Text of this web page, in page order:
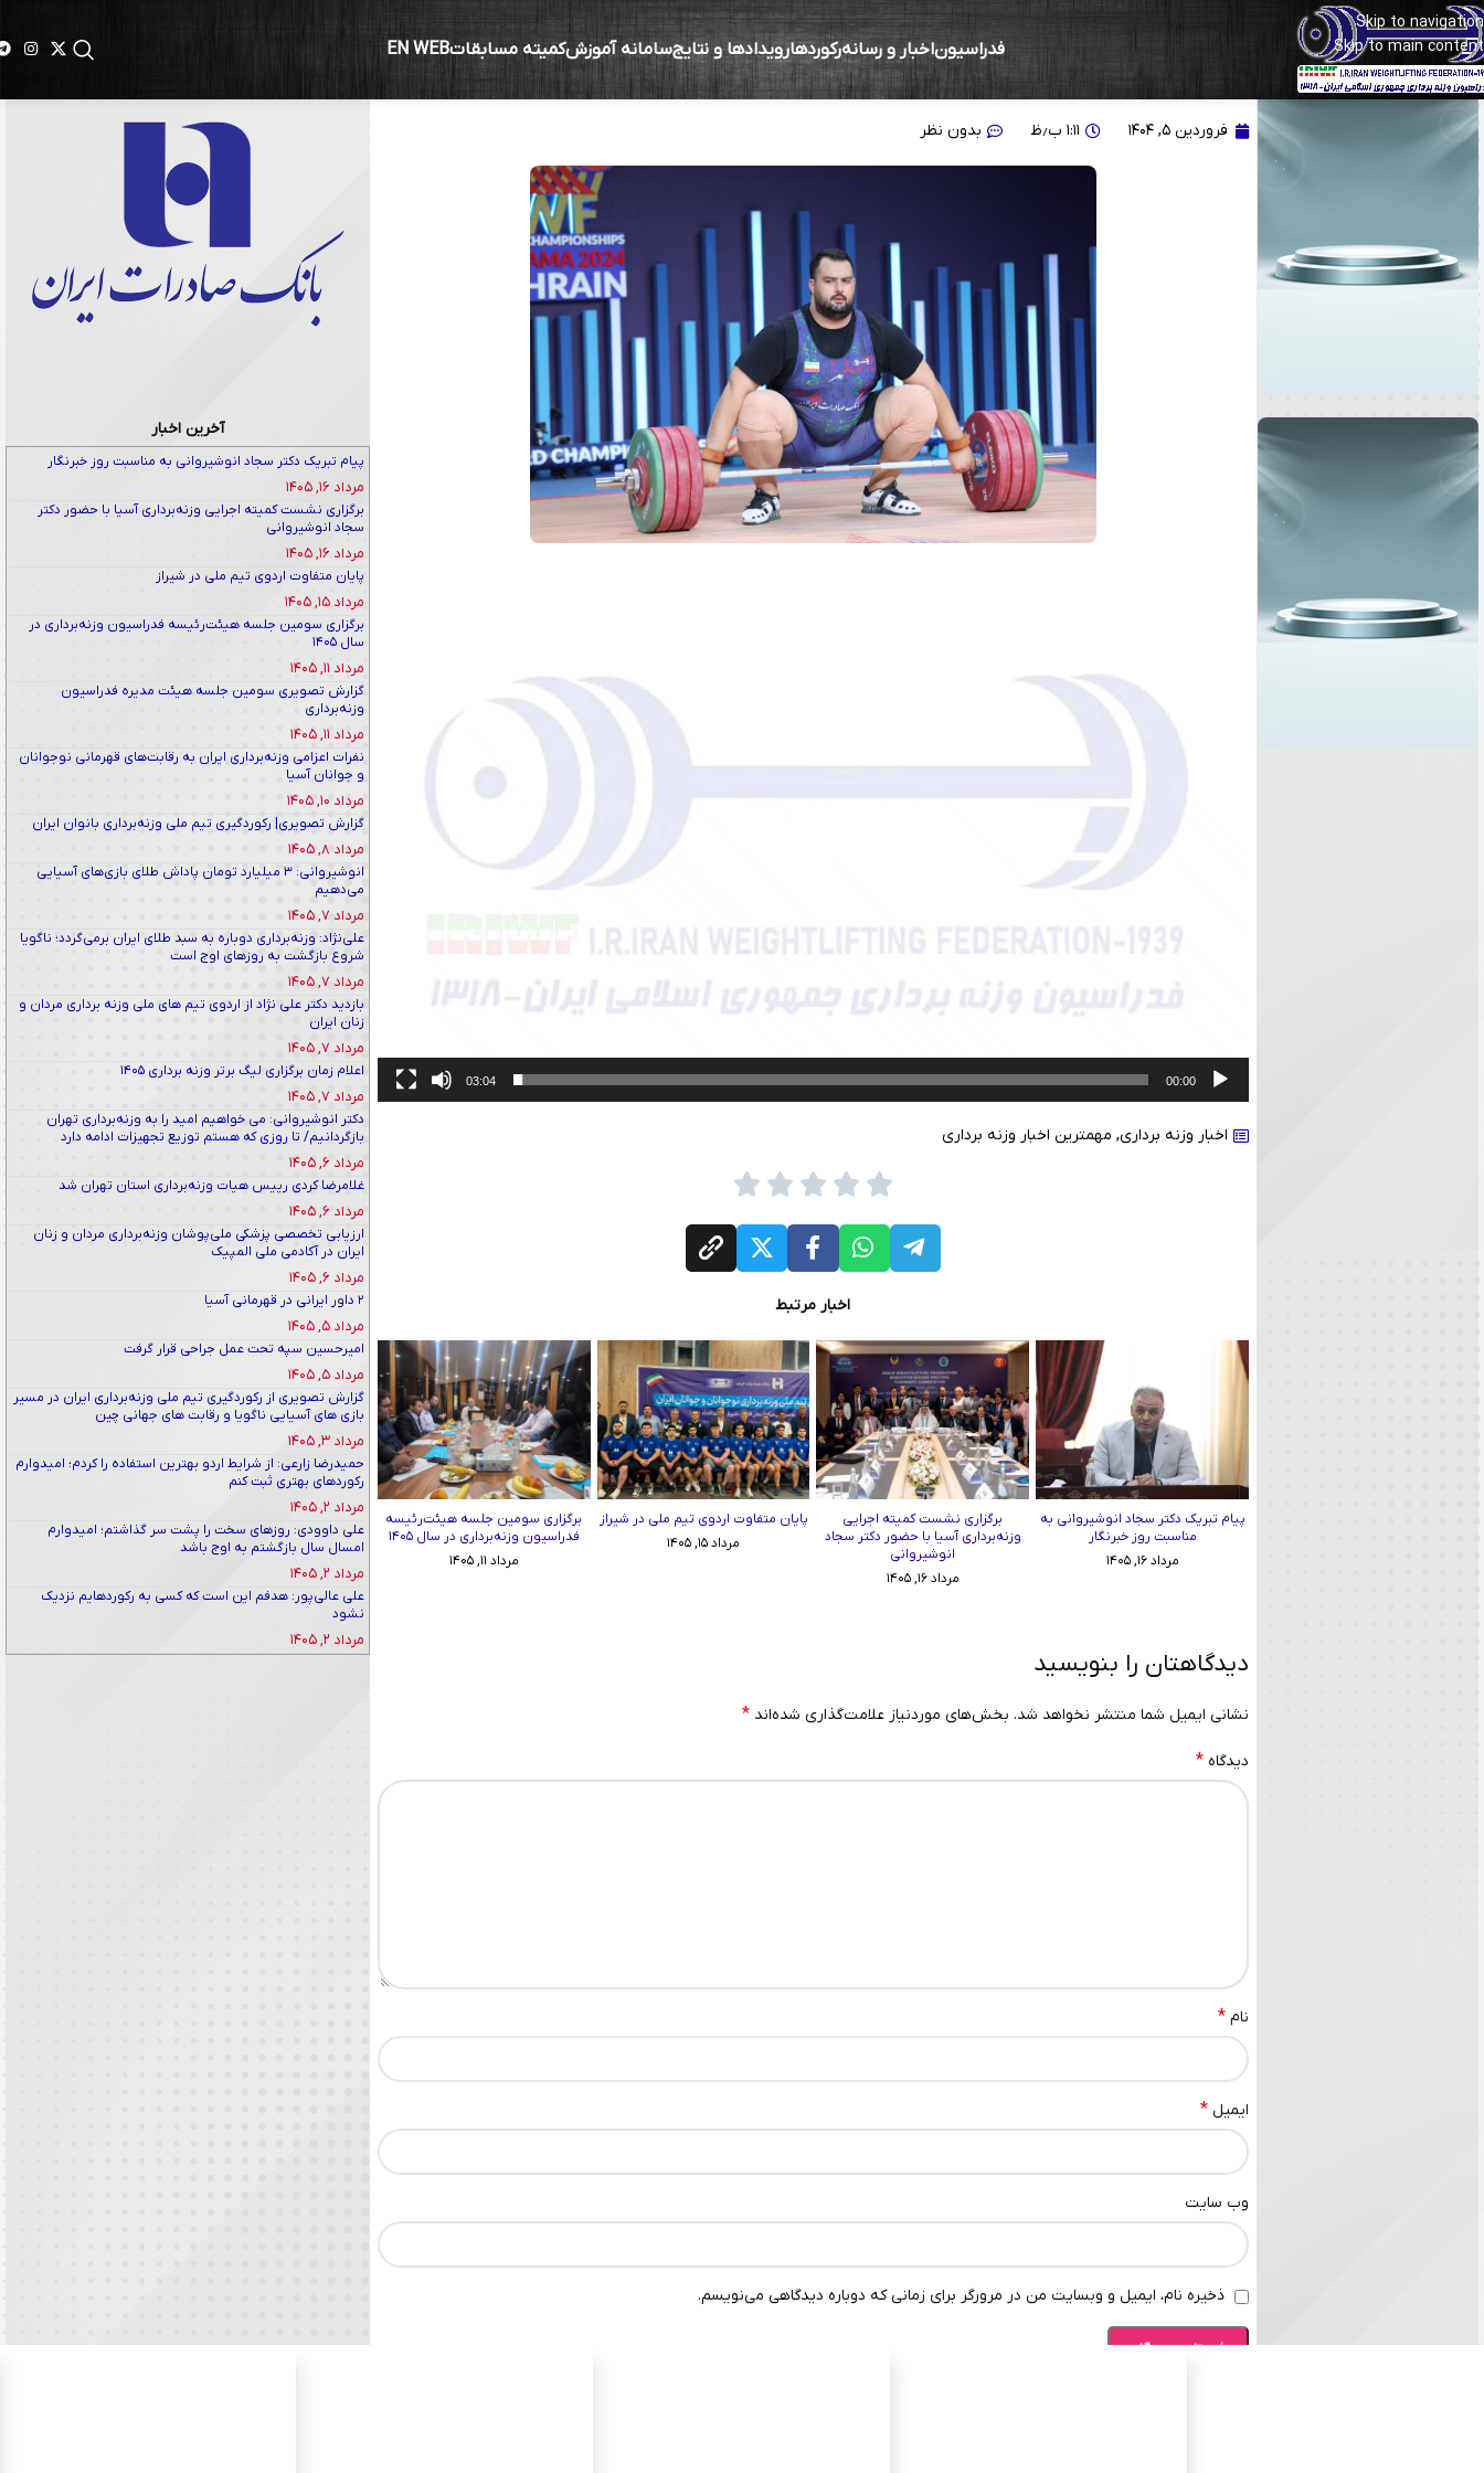
Skip to navigation
Skip to main content
فدراسیوناخبار و رسانهرکوردهارویدادها و نتایجسامانه آموزشکمیته مسابقاتEN WEB
ویدیو| وزنه برداری ایران در سالی که گذشت
فروردین ۵, ۱۴۰۴ ۱:۱۱ ب٫ظ بدون نظر
00:00
03:04
اخبار وزنه برداری, مهمترین اخبار وزنه برداری
اخبار مرتبط
پیام تبریک دکتر سجاد انوشیروانی به
مناسبت روز خبرنگار
مرداد ۱۶, ۱۴۰۵
برگزاری نشست کمیته اجرایی
وزنه‌برداری آسیا با حضور دکتر سجاد
انوشیروانی
مرداد ۱۶, ۱۴۰۵
پایان متفاوت اردوی تیم ملی در شیراز
مرداد ۱۵, ۱۴۰۵
برگزاری سومین جلسه هیئت‌رئیسه
فدراسیون وزنه‌برداری در سال ۱۴۰۵
مرداد ۱۱, ۱۴۰۵
دیدگاهتان را بنویسید
نشانی ایمیل شما منتشر نخواهد شد. بخش‌های موردنیاز علامت‌گذاری شده‌اند *
دیدگاه *
نام *
ایمیل *
وب‌ سایت
ذخیره نام، ایمیل و وبسایت من در مرورگر برای زمانی که دوباره دیدگاهی می‌نویسم.
آخرین اخبار
پیام تبریک دکتر سجاد انوشیروانی به مناسبت روز خبرنگار
مرداد ۱۶, ۱۴۰۵
برگزاری نشست کمیته اجرایی وزنه‌برداری آسیا با حضور دکتر
سجاد انوشیروانی
مرداد ۱۶, ۱۴۰۵
پایان متفاوت اردوی تیم ملی در شیراز
مرداد ۱۵, ۱۴۰۵
برگزاری سومین جلسه هیئت‌رئیسه فدراسیون وزنه‌برداری در
سال ۱۴۰۵
مرداد ۱۱, ۱۴۰۵
گزارش تصویری سومین جلسه هیئت مدیره فدراسیون
وزنه‌برداری
مرداد ۱۱, ۱۴۰۵
نفرات اعزامی وزنه‌برداری ایران به رقابت‌های قهرمانی نوجوانان
و جوانان آسیا
مرداد ۱۰, ۱۴۰۵
گزارش تصویری| رکوردگیری تیم ملی وزنه‌برداری بانوان ایران
مرداد ۸, ۱۴۰۵
انوشیروانی: ۳ میلیارد تومان پاداش طلای بازی‌های آسیایی
می‌دهیم
مرداد ۷, ۱۴۰۵
علی‌نژاد: وزنه‌برداری دوباره به سبد طلای ایران برمی‌گردد؛ ناگویا
شروع بازگشت به روزهای اوج است
مرداد ۷, ۱۴۰۵
بازدید دکتر علی نژاد از اردوی تیم های ملی وزنه برداری مردان و
زنان ایران
مرداد ۷, ۱۴۰۵
اعلام زمان برگزاری لیگ برتر وزنه برداری ۱۴۰۵
مرداد ۷, ۱۴۰۵
دکتر انوشیروانی: می خواهیم امید را به وزنه‌برداری تهران
بازگردانیم/ تا روزی که هستم توزیع تجهیزات ادامه دارد
مرداد ۶, ۱۴۰۵
غلامرضا کردی رییس هیات وزنه‌برداری استان تهران شد
مرداد ۶, ۱۴۰۵
ارزیابی تخصصی پزشکی ملی‌پوشان وزنه‌برداری مردان و زنان
ایران در آکادمی ملی المپیک
مرداد ۶, ۱۴۰۵
۲ داور ایرانی در قهرمانی آسیا
مرداد ۵, ۱۴۰۵
امیرحسین سپه تحت عمل جراحی قرار گرفت
مرداد ۵, ۱۴۰۵
گزارش تصویری از رکوردگیری تیم ملی وزنه‌برداری ایران در مسیر
بازی های آسیایی ناگویا و رقابت های جهانی چین
مرداد ۳, ۱۴۰۵
حمیدرضا زارعی: از شرایط اردو بهترین استفاده را کردم؛ امیدوارم
رکوردهای بهتری ثبت کنم
مرداد ۲, ۱۴۰۵
علی داوودی: روزهای سخت را پشت سر گذاشتم؛ امیدوارم
امسال سال بازگشتم به اوج باشد
مرداد ۲, ۱۴۰۵
علی عالی‌پور: هدفم این است که کسی به رکوردهایم نزدیک
نشود
مرداد ۲, ۱۴۰۵